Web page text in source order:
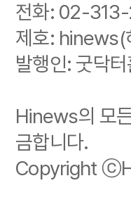
전화: 02-
제호: hinews(
발행인: 굿닥
Hinews의 모
금합니다.
Copyright